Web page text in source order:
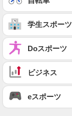
学生スポーツ
Doスポーツ
ビジネス
eスポーツ